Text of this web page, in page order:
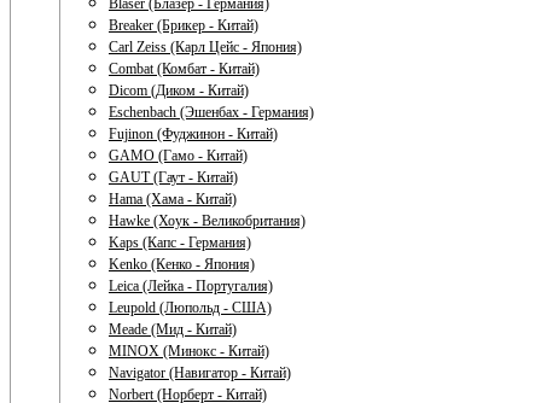
Blaser (Блазер - Германия)
Breaker (Брикер - Китай)
Carl Zeiss (Карл Цейс - Япония)
Combat (Комбат - Китай)
Dicom (Диком - Китай)
Eschenbach (Эшенбах - Германия)
Fujinon (Фуджинон - Китай)
GAMO (Гамо - Китай)
GAUT (Гаут - Китай)
Hama (Хама - Китай)
Hawke (Хоук - Великобритания)
Kaps (Капс - Германия)
Kenko (Кенко - Япония)
Leica (Лейка - Португалия)
Leupold (Люпольд - США)
Meade (Мид - Китай)
MINOX (Минокс - Китай)
Navigator (Навигатор - Китай)
Norbert (Норберт - Китай)